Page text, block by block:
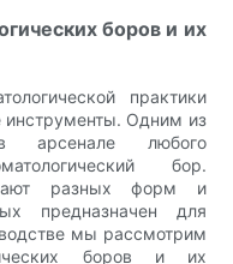
боров и их
практики
Одним из
арсенале любого
бор.
разных форм и
предназначен для
мы рассмотрим
боров и их